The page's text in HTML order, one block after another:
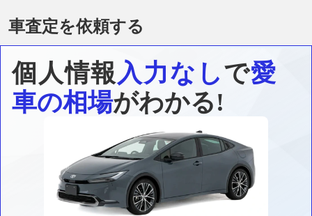
車査定を依頼する
個人情報入力なしで愛
車の相場がわかる!